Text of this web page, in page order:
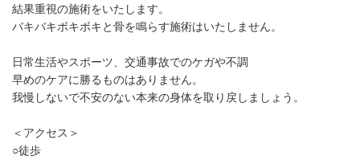
結果重視の施術をいたします。
バキバキボキボキと骨を鳴らす施術はいたしません。
日常生活やスポーツ、交通事故でのケガや不調
早めのケアに勝るものはありません。
我慢しないで不安のない本来の身体を取り戻しましょう。
＜アクセス＞
○徒歩